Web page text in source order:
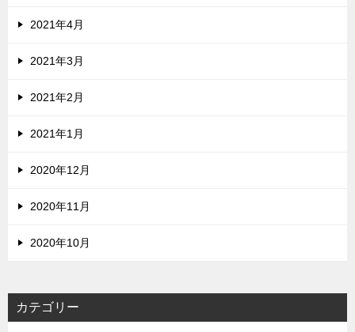
2021年4月
2021年3月
2021年2月
2021年1月
2020年12月
2020年11月
2020年10月
カテゴリー